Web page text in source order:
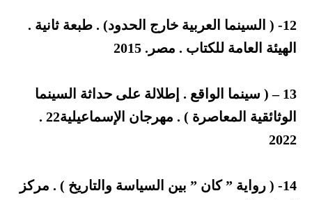
12- ( السينما العربية خارج الحدود) . طبعة ثانية .
الهيئة العامة للكتاب . مصر. 2015
13 – ( سينما الواقع . إطلالة على حداثة السينما
الوثائقية المعاصرة ) . مهرجان الإسماعيلية22 .
2022
14- ( رواية ” كان ” بين السياسة والتاريخ ) . مركز